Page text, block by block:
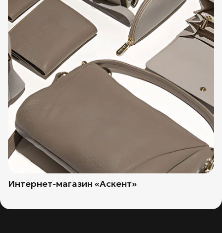
Интернет-магазин «Аскент»